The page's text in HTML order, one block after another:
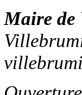
Maire de